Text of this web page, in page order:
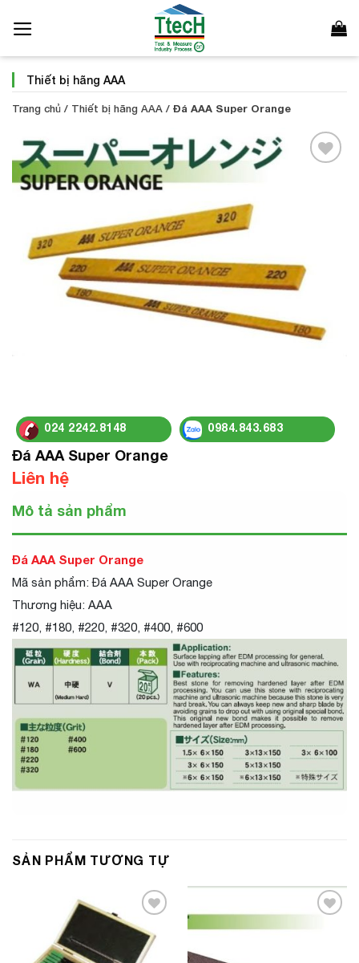
qua
dung
Thiết bị hãng AAA
Trang chủ / Thiết bị hãng AAA / Đá AAA Super Orange
024 2242.8148 0984.843.683
Đá AAA Super Orange
Liên hệ
Mô tả sản phẩm
Đá AAA Super Orange
Mã sản phẩm: Đá AAA Super Orange
Thương hiệu: AAA
#120, #180, #220, #320, #400, #600
SẢN PHẨM TƯƠNG TỰ
Add to
Wishlist